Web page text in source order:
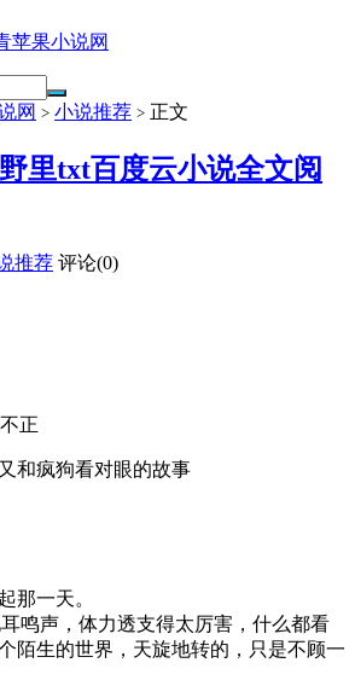
苹果小说网
网 > 小说推荐 > 正文
里txt百度云小说全文阅
推荐 评论(0)
正
和疯狗看对眼的故事
那一天。
鸣声，体力透支得太厉害，什么都看
陌生的世界，天旋地转的，只是不顾一